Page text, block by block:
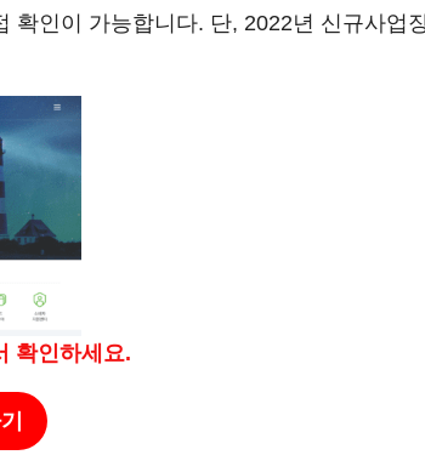
인이 가능합니다. 단, 2022년 신규사업
확인하세요.